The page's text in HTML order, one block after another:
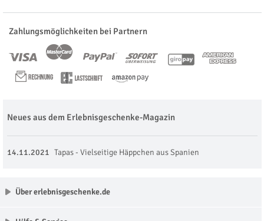
Zahlungsmöglichkeiten bei Partnern
Neues aus dem Erlebnisgeschenke-Magazin
14.11.2021 Tapas - Vielseitige Häppchen aus Spanien
Über erlebnisgeschenke.de